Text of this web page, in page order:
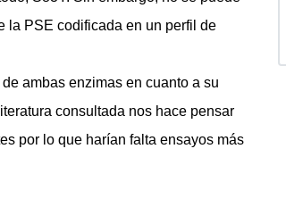
la PSE codificada en un perfil de
ambas enzimas en cuanto a su
consultada nos hace pensar
por lo que harían falta ensayos más